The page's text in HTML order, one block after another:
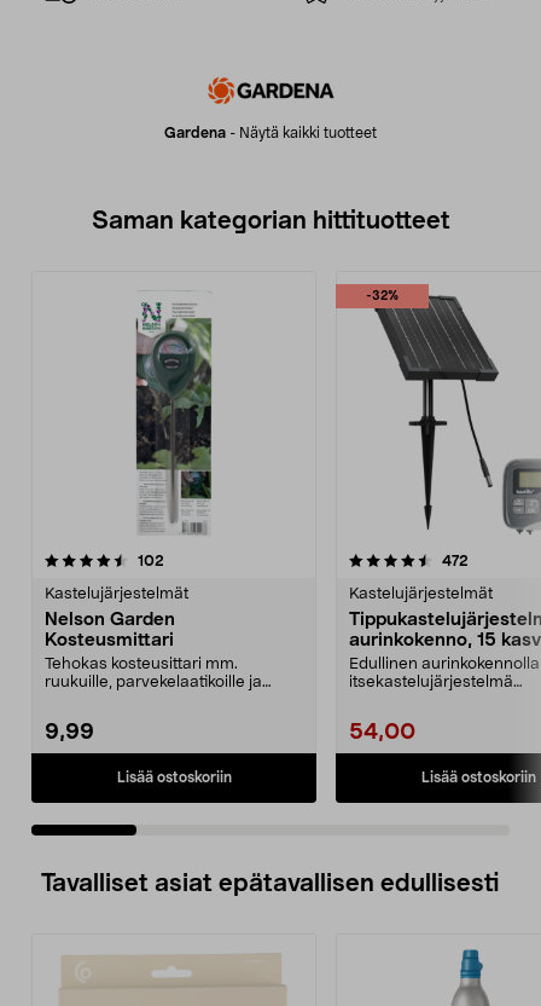
Gardena - Näytä kaikki tuotteet
Saman kategorian hittituotteet
102
Kastelujärjestelmät
Nelson Garden
Kosteusmittari
Tehokas kosteusittari mm.
ruukuille, parvekelaatikoille ja
9,99
Lisää ostoskoriin
-32%
4.5 viidestä
472
Kastelujärjestelmät
aurinkokenno, 15
Edullinen
itsekastelujärjestelmä
54,00
Lisää ostoskoriin
4.5 viidestä
Tavalliset asiat epätavallisen edullisesti